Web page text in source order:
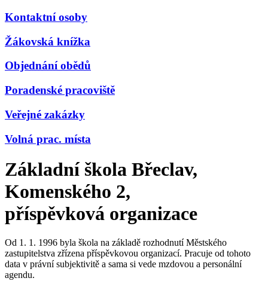
Kontaktní osoby
Žákovská knížka
Objednání obědů
Poradenské pracoviště
Veřejné zakázky
Volná prac. místa
Základní škola Břeclav,
Komenského 2,
příspěvková organizace
Od 1. 1. 1996 byla škola na základě rozhodnutí Městského
zastupitelstva zřízena příspěvkovou organizací. Pracuje od tohoto
data v právní subjektivitě a sama si vede mzdovou a personální
agendu.